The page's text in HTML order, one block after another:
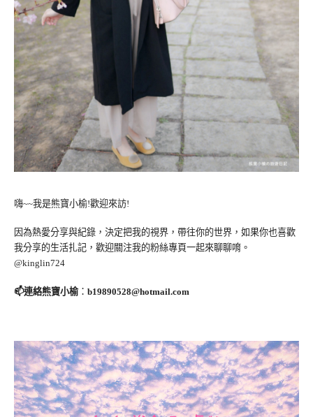
嗨~~我是熊寶小榆!歡迎來訪!
因為熱愛分享與紀錄，決定把我的視界，帶往你的世界，如果你也喜歡
我分享的生活扎記，歡迎關注我的粉絲專頁一起來聊聊唷。
@kinglin724
📫連絡熊寶小榆： b19890528@hotmail.com